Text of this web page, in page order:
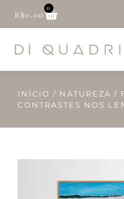
R$0,00
0
INÍCIO / NATUREZA /
CONTRASTES NOS